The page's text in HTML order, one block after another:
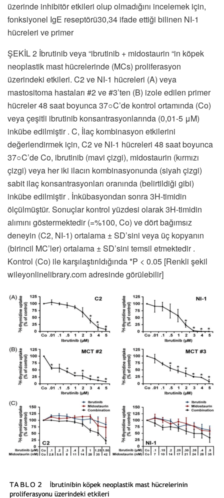
üzerinde inhibitör etkileri olup olmadığını incelemek için,
fonksiyonel IgE reseptörü30,34 ifade ettiği bilinen NI-1
hücreleri ve primer
ŞEKİL 2 İbrutinib veya “ibrutinib + midostaurin “in köpek
neoplastik mast hücrelerinde (MCs) proliferasyon
üzerindeki etkileri. C2 ve NI-1 hücreleri (A) veya
mastositoma hastaları #2 ve #3’ten (B) izole edilen primer
hücreler 48 saat boyunca 37○C’de kontrol ortamında (Co)
veya çeşitli ibrutinib konsantrasyonlarında (0,01-5 μM)
inkübe edilmiştir . C, İlaç kombinasyon etkilerini
değerlendirmek için, C2 ve NI-1 hücreleri 48 saat boyunca
37○C’de Co, ibrutinib (mavi çizgi), midostaurin (kırmızı
çizgi) veya her iki ilacın kombinasyonunda (siyah çizgi)
sabit ilaç konsantrasyonları oranında (belirtildiği gibi)
inkübe edilmiştir . İnkübasyondan sonra 3H-timidin
ölçülmüştür. Sonuçlar kontrol yüzdesi olarak 3H-timidin
alımını göstermektedir (=%100, Co) ve dört bağımsız
deneyin (C2, NI-1) ortalama ± SD’sini veya üç kopyanın
(birincil MC’ler) ortalama ± SD’sini temsil etmektedir .
Kontrol (Co) ile karşılaştırıldığında *P < 0.05 [Renkli şekil
wileyonlinelibrary.com adresinde görülebilir]